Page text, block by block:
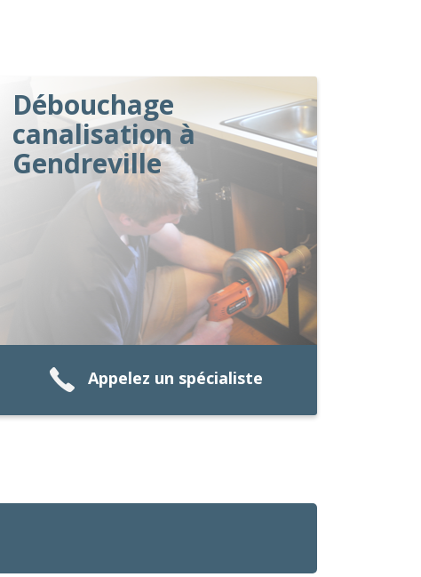
Débouchage
canalisation à
Gendreville
Appelez un spécialiste